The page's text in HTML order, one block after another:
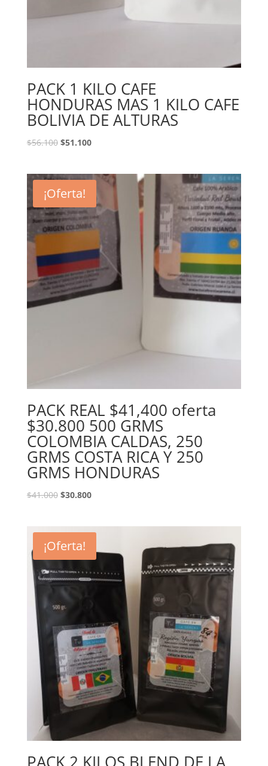
PACK 1 KILO CAFE
HONDURAS MAS 1 KILO CAFE
BOLIVIA DE ALTURAS
$56.100 $51.100
¡Oferta!
PACK REAL $41,400 oferta
$30.800 500 GRMS
COLOMBIA CALDAS, 250
GRMS COSTA RICA Y 250
GRMS HONDURAS
$41.000 $30.800
¡Oferta!